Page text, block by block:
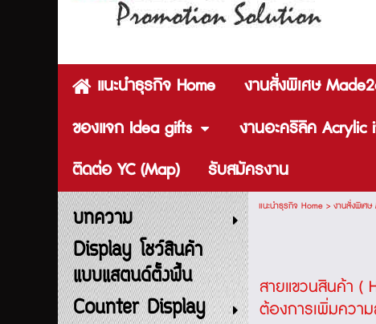
แนะนำธุรกิจ Home งานสั่งพิเศษ
ของแจก Idea gifts
งานอะคริลิค Acrylic
ติดต่อ YC (Map)
รับสมัครงาน
บทความ
Display โชว์สินค้า
แบบแสตนด์ตั้งพื้น
Counter Display
แนะนำธุรกิจ Home> งานสั่งพิเศ
สายแขวนสินค้า (
ต้องการเพิ่มควา